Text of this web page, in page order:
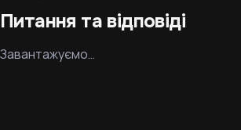
Питання та відповіді
Завантажуємо…